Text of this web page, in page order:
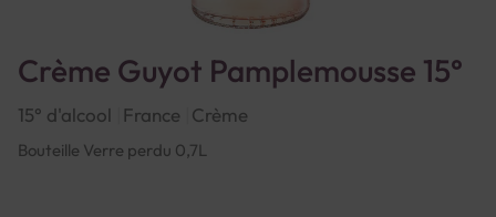
Crème Guyot Pamplemousse 15°
15° d'alcool France Crème
Bouteille Verre perdu 0,7L